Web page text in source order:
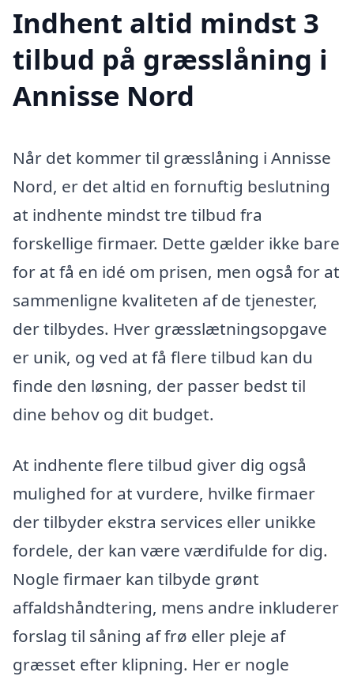
Indhent altid mindst 3
tilbud på græsslåning i
Annisse Nord
Når det kommer til græsslåning i Annisse
Nord, er det altid en fornuftig beslutning
at indhente mindst tre tilbud fra
forskellige firmaer. Dette gælder ikke bare
for at få en idé om prisen, men også for at
sammenligne kvaliteten af de tjenester,
der tilbydes. Hver græsslætningsopgave
er unik, og ved at få flere tilbud kan du
finde den løsning, der passer bedst til
dine behov og dit budget.
At indhente flere tilbud giver dig også
mulighed for at vurdere, hvilke firmaer
der tilbyder ekstra services eller unikke
fordele, der kan være værdifulde for dig.
Nogle firmaer kan tilbyde grønt
affaldshåndtering, mens andre inkluderer
forslag til såning af frø eller pleje af
græsset efter klipning. Her er nogle